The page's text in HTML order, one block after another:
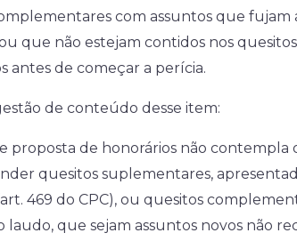
com assuntos que fujam
que não estejam contidos nos
antes de começar a perícia.
de conteúdo desse item:
proposta de honorários não contempla
quesitos suplementares,
469 do CPC), ou quesitos
laudo, que sejam assuntos novos não